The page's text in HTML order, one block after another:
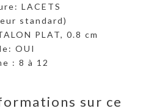
LACETS
standard)
PLAT, 0.8 cm
OUI
: 8 à 12
sur ce